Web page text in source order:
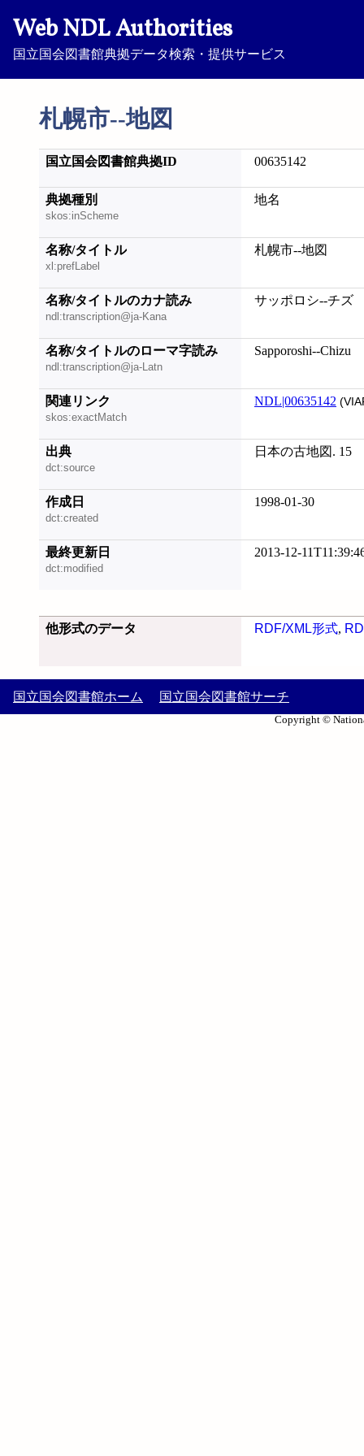
Web NDL Authorities
国立国会図書館典拠データ検索・提供サービス
札幌市--地図
国立国会図書館典拠ID 00635142
典拠種別
skos:inScheme
地名
名称/タイトル
xl:prefLabel
札幌市--地図
名称/タイトルのカナ読み
ndl:transcription@ja-Kana
サッポロシ--チズ
名称/タイトルのローマ字読み
ndl:transcription@ja-Latn
Sapporoshi--Chizu
関連リンク
skos:exactMatch
NDL|00635142
出典
dct:source
日本の古地図. 15
作成日
dct:created
1998-01-30
最終更新日
dct:modified
2013-12-
他形式のデータ RDF/XML形式,
国立国会図書館ホーム 国立国会図書館サーチ
Copyright ©